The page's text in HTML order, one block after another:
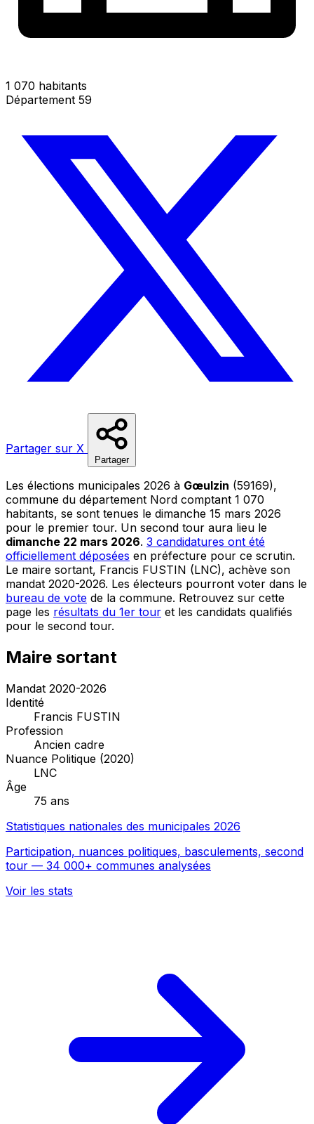
1 070 habitants
Département 59
Partager sur X
Partager
Les élections municipales 2026 à Gœulzin (59169),
commune du département Nord comptant 1 070
habitants, se sont tenues le dimanche 15 mars 2026
pour le premier tour. Un second tour aura lieu le
dimanche 22 mars 2026. 3 candidatures ont été
officiellement déposées en préfecture pour ce scrutin.
Le maire sortant, Francis FUSTIN (LNC), achève son
mandat 2020-2026. Les électeurs pourront voter dans le
bureau de vote de la commune. Retrouvez sur cette
page les résultats du 1er tour et les candidats qualifiés
pour le second tour.
Maire sortant
Mandat 2020-2026
Identité
Francis FUSTIN
Profession
Ancien cadre
Nuance Politique (2020)
LNC
Âge
75 ans
Statistiques nationales des municipales 2026
Participation, nuances politiques, basculements, second
tour — 34 000+ communes analysées
Voir les stats